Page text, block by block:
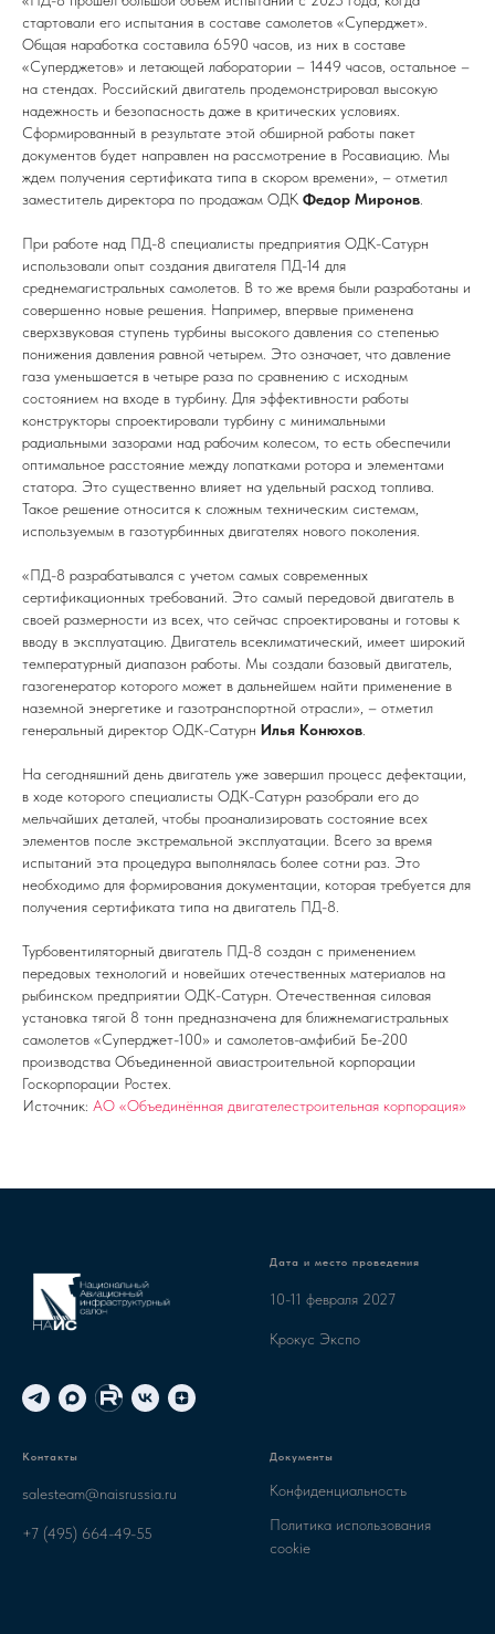
стартовали его испытания в составе самолетов «Суперджет».
Общая наработка составила 6590 часов, из них в составе
«Суперджетов» и летающей лаборатории – 1449 часов, остальное –
на стендах. Российский двигатель продемонстрировал высокую
надежность и безопасность даже в критических условиях.
Сформированный в результате этой обширной работы пакет
документов будет направлен на рассмотрение в Росавиацию. Мы
ждем получения сертификата типа в скором времени», – отметил
заместитель директора по продажам ОДК Федор Миронов
При работе над ПД-8 специалисты предприятия ОДК-Сатурн
использовали опыт создания двигателя ПД-14 для
среднемагистральных самолетов. В то же время были разработаны и
совершенно новые решения. Например, впервые применена
сверхзвуковая ступень турбины высокого давления со степенью
понижения давления равной четырем. Это означает, что давление
газа уменьшается в четыре раза по сравнению с исходным
состоянием на входе в турбину. Для эффективности работы
конструкторы спроектировали турбину с минимальными
радиальными зазорами над рабочим колесом, то есть обеспечили
оптимальное расстояние между лопатками ротора и элементами
статора. Это существенно влияет на удельный расход топлива.
Такое решение относится к сложным техническим системам,
используемым в газотурбинных двигателях нового поколения.
«ПД-8 разрабатывался с учетом самых современных
сертификационных требований. Это самый передовой двигатель в
своей размерности из всех, что сейчас спроектированы и готовы к
вводу в эксплуатацию. Двигатель всеклиматический, имеет широкий
температурный диапазон работы. Мы создали базовый двигатель,
газогенератор которого может в дальнейшем найти применение в
наземной энергетике и газотранспортной отрасли», – отметил
генеральный директор ОДК-Сатурн Илья Конюхов
На сегодняшний день двигатель уже завершил процесс дефектации,
в ходе которого специалисты ОДК-Сатурн разобрали его до
мельчайших деталей, чтобы проанализировать состояние всех
элементов после экстремальной эксплуатации. Всего за время
испытаний эта процедура выполнялась более сотни раз. Это
необходимо для формирования документации, которая требуется для
получения сертификата типа на двигатель ПД-8.
Турбовентиляторный двигатель ПД-8 создан с применением
передовых технологий и новейших отечественных материалов на
рыбинском предприятии ОДК-Сатурн. Отечественная силовая
установка тягой 8 тонн предназначена для ближнемагистральных
самолетов «Суперджет-100» и самолетов-амфибий Бе-200
производства Объединенной авиастроительной корпорации
Госкорпорации Ростех.
Источник: АО «Объединённая двигателестроительная корпорация»
Дата и место проведения
10-11 февраля 2027
Крокус Экспо
Контакты
salesteam@naisrussia.ru
+7 (495) 664-49-55
Документы
Конфиденциальность
Политика использования
cookie